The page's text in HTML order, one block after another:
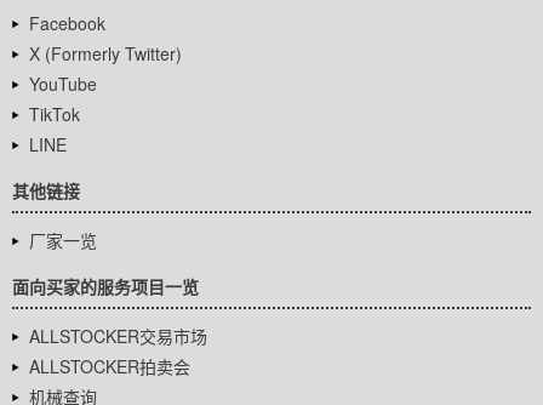
Facebook
X (Formerly Twitter)
YouTube
TikTok
LINE
其他链接
厂家一览
面向买家的服务项目一览
ALLSTOCKER交易市场
ALLSTOCKER拍卖会
机械查询